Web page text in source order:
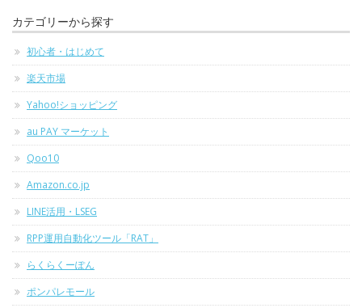
カテゴリーから探す
初心者・はじめて
楽天市場
Yahoo!ショッピング
au PAY マーケット
Qoo10
Amazon.co.jp
LINE活用・LSEG
RPP運用自動化ツール「RAT」
らくらくーぽん
ポンパレモール